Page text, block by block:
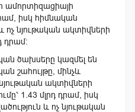
ամորտիզացիայի
իսկ հիմնական
ոչ նյութական ակտիվների
դրամ։
ծախսերը կազմել են
շահույթը, մինչև
ակտիվների
1.43 մլրդ դրամ, իսկ
և ոչ նյութական